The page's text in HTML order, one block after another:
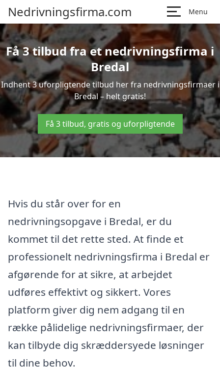
Nedrivningsfirma.com Menu
Få 3 tilbud fra et nedrivningsfirma i
Bredal
Indhent 3 uforpligtende tilbud her fra nedrivningsfirmaer i
Bredal – helt gratis!
Få 3 tilbud, gratis og uforpligtende
Hvis du står over for en
nedrivningsopgave i Bredal, er du
kommet til det rette sted. At finde et
professionelt nedrivningsfirma i Bredal er
afgørende for at sikre, at arbejdet
udføres effektivt og sikkert. Vores
platform giver dig nem adgang til en
række pålidelige nedrivningsfirmaer, der
kan tilbyde dig skræddersyede løsninger
til dine behov.